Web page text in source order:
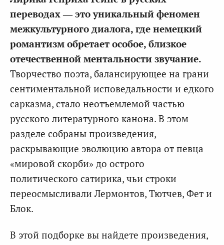
переводах — это уникальный феномен
межкультурного диалога, где немецкий
романтизм обретает особое, близкое
отечественной ментальности звучание.
Творчество поэта, балансирующее на грани
сентиментальной исповедальности и едкого
сарказма, стало неотъемлемой частью
русского литературного канона. В этом
разделе собраны произведения,
раскрывающие эволюцию автора от певца
«мировой скорби» до острого
политического сатирика, чьи строки
переосмысливали Лермонтов, Тютчев, Фет и
Блок.
В этой подборке вы найдете произведения,